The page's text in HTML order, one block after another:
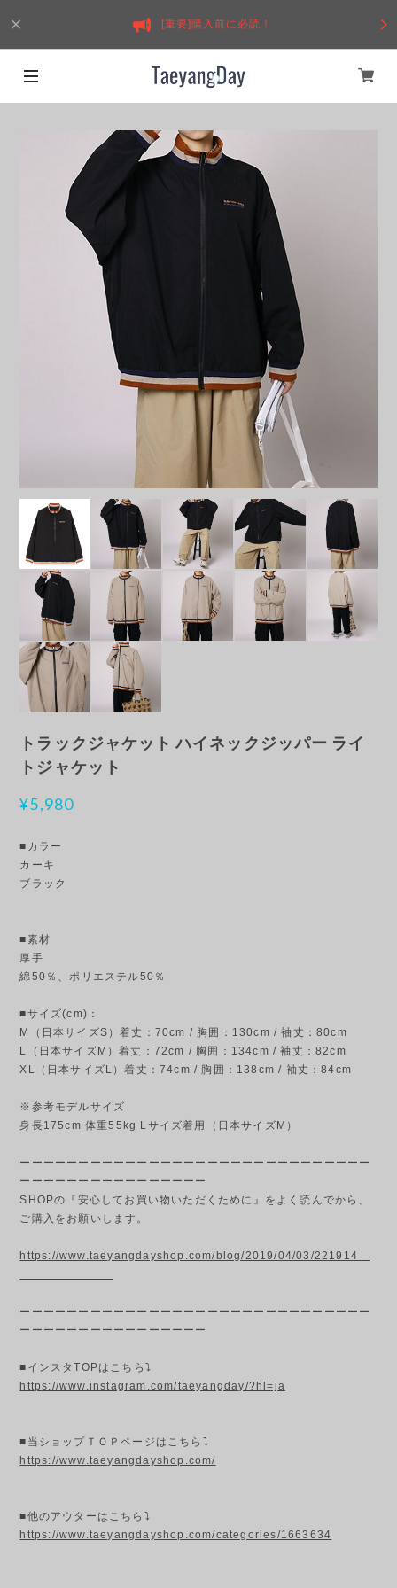
[重要]購入前に必読！
トラックジャケット ハイネックジッパー ライ
トジャケット
¥5,980
■カラー
カーキ
ブラック
■素材
厚手
綿50％、ポリエステル50％
■サイズ(cm)：
M（日本サイズS）着丈：70cm / 胸囲：130cm / 袖丈：80cm
L（日本サイズM）着丈：72cm / 胸囲：134cm / 袖丈：82cm
XL（日本サイズL）着丈：74cm / 胸囲：138cm / 袖丈：84cm
※参考モデルサイズ
身長175cm 体重55kg Lサイズ着用（日本サイズM）
ーーーーーーーーーーーーーーーーーーーーーーーーーーーーーー
ーーーーーーーーーーーーーーーー
SHOPの『安心してお買い物いただくために』をよく読んでから、
ご購入をお願いします。
https://www.taeyangdayshop.com/blog/2019/04/03/221914
ーーーーーーーーーーーーーーーーーーーーーーーーーーーーーー
ーーーーーーーーーーーーーーーー
■インスタTOPはこちら⤵
https://www.instagram.com/taeyangday/?hl=ja
■当ショップＴＯＰページはこちら⤵
https://www.taeyangdayshop.com/
■他のアウターはこちら⤵
https://www.taeyangdayshop.com/categories/1663634